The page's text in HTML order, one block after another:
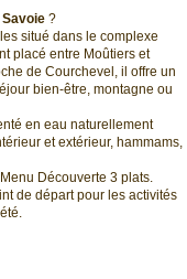
Savoie ?
situé dans le complexe
placé entre Moûtiers et
de Courchevel, il offre un
bien-être, montagne ou
en eau naturellement
et extérieur, hammams,
Découverte 3 plats.
de départ pour les activités